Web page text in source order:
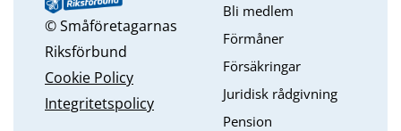
© Småföretagarnas
Riksförbund
Cookie Policy
Integritetspolicy
Bli medlem
Förmåner
Försäkringar
Juridisk rådgivning
Pension